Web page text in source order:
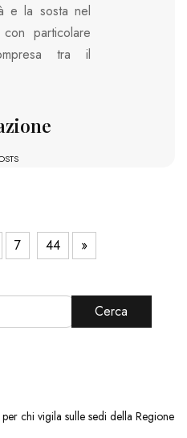
e la sosta nel
particolare
tra il
7 44 »
Cerca
chi vigila sulle sedi della Regione